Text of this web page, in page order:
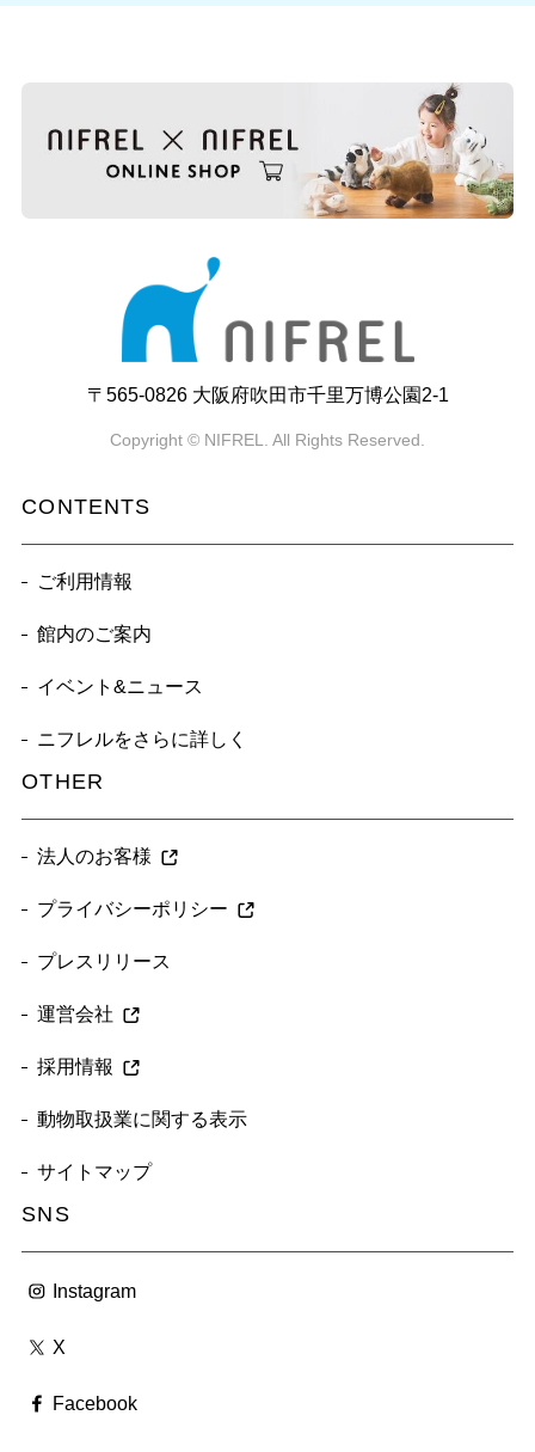
〒565-0826 大阪府吹田市千里万博公園2-1
Copyright © NIFREL. All Rights Reserved.
CONTENTS
ご利用情報
館内のご案内
イベント&ニュース
ニフレルをさらに詳しく
OTHER
法人のお客様
プライバシーポリシー
プレスリリース
運営会社
採用情報
動物取扱業に関する表示
サイトマップ
SNS
Instagram
X
Facebook